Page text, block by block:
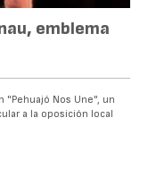
emblema
"Pehuajó Nos Une", un
a la oposición local